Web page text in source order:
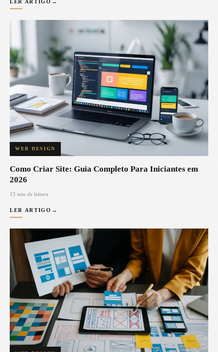
LER ARTIGO →
WEB DESIGN
Como Criar Site: Guia Completo Para Iniciantes em
2026
13 min de leitura
LER ARTIGO →